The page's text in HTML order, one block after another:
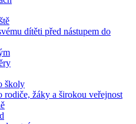
dítěti před nástupem do
školy
žáky a širokou veřejnost